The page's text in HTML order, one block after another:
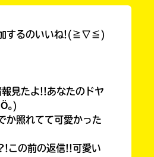
加するのいいね!(≧∇≦)
見たよ!!あなたのドヤ
｡)
か照れてて可愛かった
この前の返信!!可愛い